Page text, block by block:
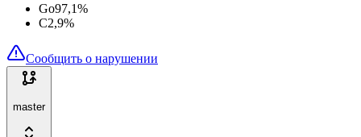
Go97,1%
C2,9%
Сообщить о нарушении
master